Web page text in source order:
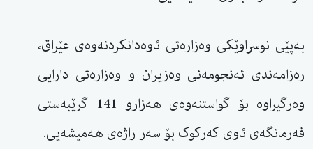
بەپێی نوسراوێکی وەزارەتی ئاوەدانکردنەوەی عێراق،
رەزامەندی ئەنجومەنی وەزیران و وەزارەتی دارایی
وەرگیراوە بۆ گواستنەوەی هەزارو 141 گرێبەستی
فەرمانگەی ئاوی کەرکوک بۆ سەر راژەی هەمیشەیی.